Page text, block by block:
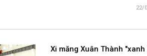
22/
Xi măng Xuân Thành